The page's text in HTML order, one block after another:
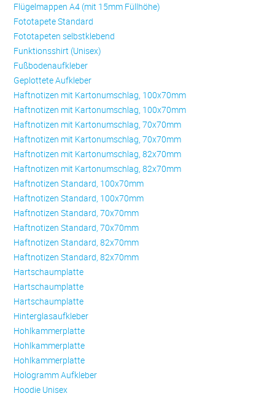
Flügelmappen A4 (mit 15mm Füllhöhe)
Fototapete Standard
Fototapeten selbstklebend
Funktionsshirt (Unisex)
Fußbodenaufkleber
Geplottete Aufkleber
Haftnotizen mit Kartonumschlag, 100x70mm
Haftnotizen mit Kartonumschlag, 100x70mm
Haftnotizen mit Kartonumschlag, 70x70mm
Haftnotizen mit Kartonumschlag, 70x70mm
Haftnotizen mit Kartonumschlag, 82x70mm
Haftnotizen mit Kartonumschlag, 82x70mm
Haftnotizen Standard, 100x70mm
Haftnotizen Standard, 100x70mm
Haftnotizen Standard, 70x70mm
Haftnotizen Standard, 70x70mm
Haftnotizen Standard, 82x70mm
Haftnotizen Standard, 82x70mm
Hartschaumplatte
Hartschaumplatte
Hartschaumplatte
Hinterglasaufkleber
Hohlkammerplatte
Hohlkammerplatte
Hohlkammerplatte
Hologramm Aufkleber
Hoodie Unisex